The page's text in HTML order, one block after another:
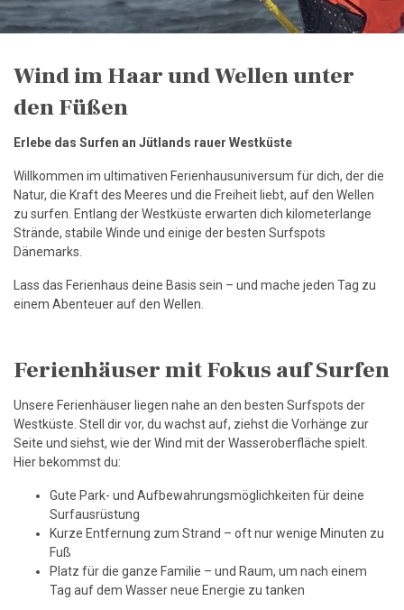
Wind im Haar und Wellen unter
den Füßen
Erlebe das Surfen an Jütlands rauer Westküste
Willkommen im ultimativen Ferienhausuniversum für dich, der die
Natur, die Kraft des Meeres und die Freiheit liebt, auf den Wellen
zu surfen. Entlang der Westküste erwarten dich kilometerlange
Strände, stabile Winde und einige der besten Surfspots
Dänemarks.
Lass das Ferienhaus deine Basis sein – und mache jeden Tag zu
einem Abenteuer auf den Wellen.
Ferienhäuser mit Fokus auf Surfen
Unsere Ferienhäuser liegen nahe an den besten Surfspots der
Westküste. Stell dir vor, du wachst auf, ziehst die Vorhänge zur
Seite und siehst, wie der Wind mit der Wasseroberfläche spielt.
Hier bekommst du:
Gute Park- und Aufbewahrungsmöglichkeiten für deine
Surfausrüstung
Kurze Entfernung zum Strand – oft nur wenige Minuten zu
Fuß
Platz für die ganze Familie – und Raum, um nach einem
Tag auf dem Wasser neue Energie zu tanken